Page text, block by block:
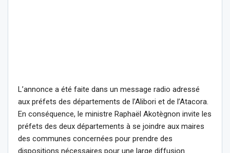
L’annonce a été faite dans un message radio adressé
aux préfets des départements de l’Alibori et de l’Atacora.
En conséquence, le ministre Raphaël Akotègnon invite les
préfets des deux départements à se joindre aux maires
des communes concernées pour prendre des
dispositions nécessaires pour une large diffusion